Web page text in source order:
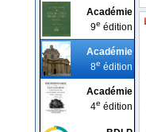
Académie
9e édition
Académie
8e édition
Académie
4e édition